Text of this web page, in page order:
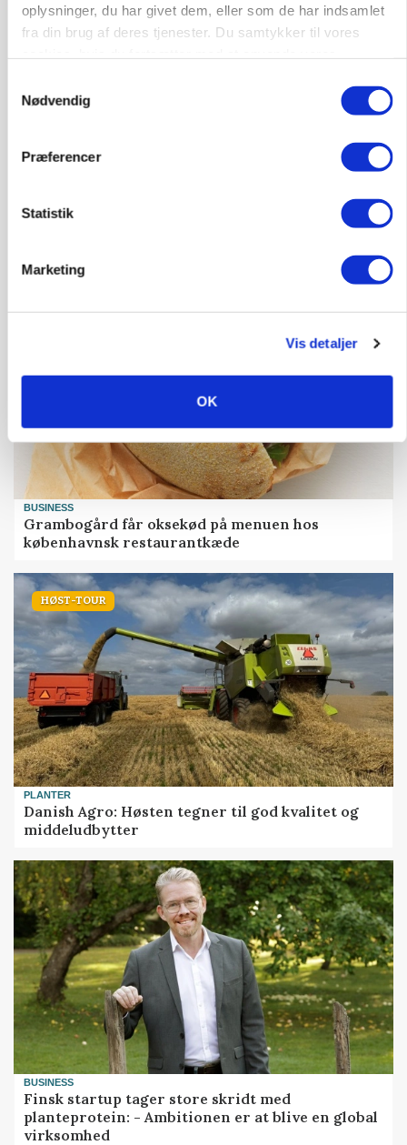
oplysninger, du har givet dem, eller som de har indsamlet
fra din brug af deres tjenester. Du samtykker til vores
Nødvendig
Præferencer
Statistik
Marketing
Vis detaljer
OK
BUSINESS
Lave grisepriser og nye regler øger landbobanks
KLUMME
Ny griseprognose kan give anledning til et nyt
BUSINESS
Grambogård får oksekød på menuen hos
københavnsk restaurantkæde
HØST-TOUR
PLANTER
Danish Agro: Høsten tegner til god kvalitet og
middeludbytter
BUSINESS
Finsk startup tager store skridt med
planteprotein: - Ambitionen er at blive en global
virksomhed